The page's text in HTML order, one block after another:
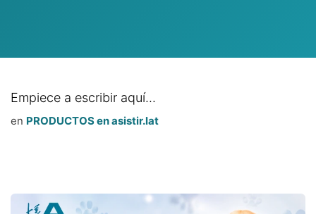
Empiece a escribir aquí...
en PRODUCTOS en asistir.lat